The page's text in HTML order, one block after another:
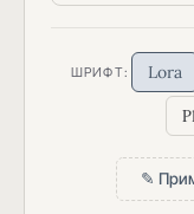
ШРИФТ: Lora
✎